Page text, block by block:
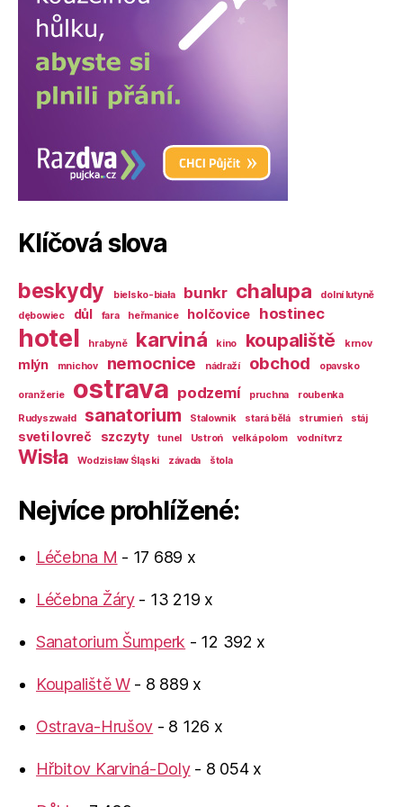
Klíčová slova
beskydy bielsko-biała bunkr chalupa
dolní lutyně
dębowiec
důl fara heřmanice holčovice hostinec
hotel hrabyně karviná kino koupaliště krnov
mlýn mnichov nemocnice nádraží obchod opavsko
oranžerie ostrava podzemí pruchna
roubenka
Rudyszwałd
sanatorium Stalownik stará bělá strumień stáj
sveti lovreč szczyty tunel Ustroń velká polom vodní tvrz
Wisła Wodzisław Śląski závada štola
Nejvíce prohlížené:
Léčebna M - 17 689 x
Léčebna Žáry- 13 219 x
Sanatorium Šumperk - 12 392 x
Koupaliště W- 8 889 x
Ostrava-Hrušov - 8 126 x
Hřbitov Karviná-Doly- 8 054 x